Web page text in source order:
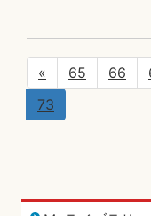
« 65 66
73